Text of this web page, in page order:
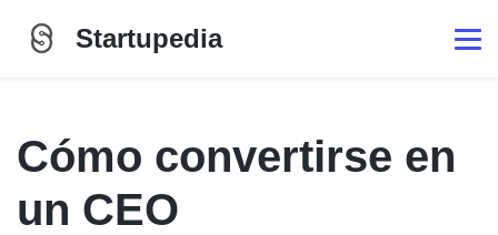
Startupedia
Cómo convertirse en
un CEO